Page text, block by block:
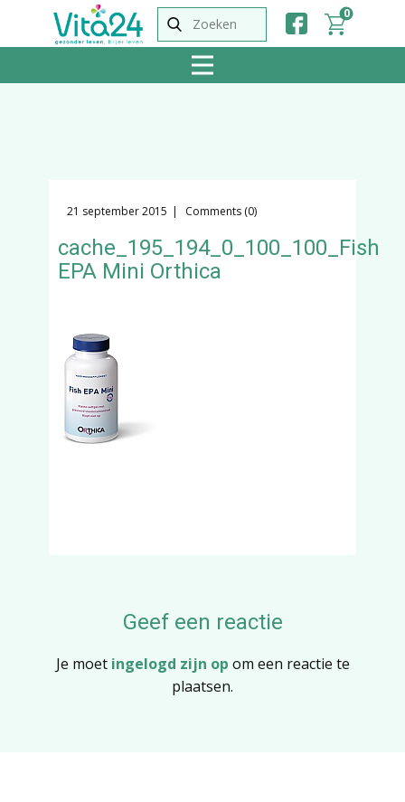
0
21 september 2015 Comments (0)
cache_195_194_0_100_100_Fish
EPA Mini Orthica
Geef een reactie
Je moet ingelogd zijn op om een reactie te
plaatsen.